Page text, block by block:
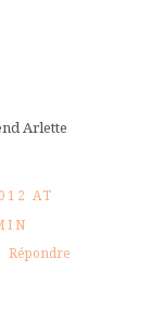
Arlette
AT
Répondre